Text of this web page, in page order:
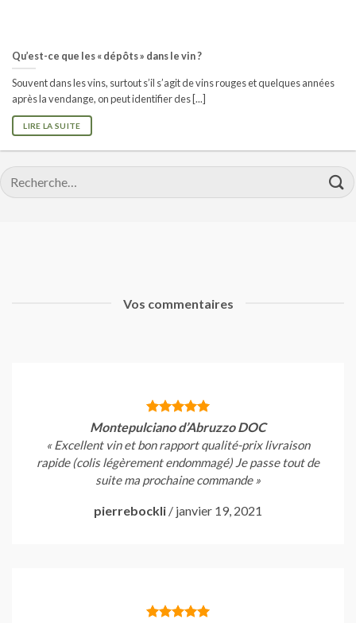
Qu’est-ce que les « dépôts » dans le vin ?
Souvent dans les vins, surtout s’il s’agit de vins rouges et quelques années
après la vendange, on peut identifier des [...]
LIRE LA SUITE
Recherche
pour :
Vos commentaires
Montepulciano d’Abruzzo DOC
« Excellent vin et bon rapport qualité-prix livraison
rapide (colis légèrement endommagé) Je passe tout de
suite ma prochaine commande »
pierrebockli / janvier 19, 2021